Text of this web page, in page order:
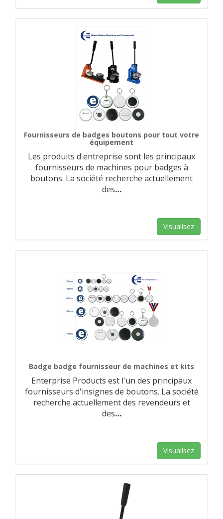
Fournisseurs de badges boutons pour tout votre
équipement
Les produits d'entreprise sont les principaux
fournisseurs de machines pour badges à
boutons. La société recherche actuellement
des…
Visualisez
Badge badge fournisseur de machines et kits
Enterprise Products est l'un des principaux
fournisseurs d'insignes de boutons. La société
recherche actuellement des revendeurs et
des…
Visualisez